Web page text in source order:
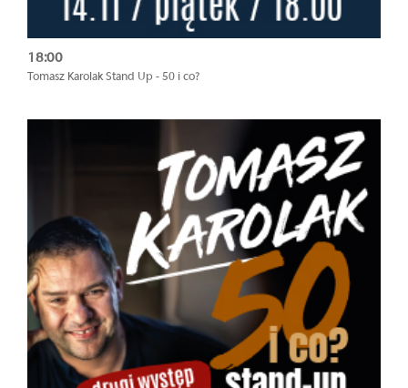
18:00
Tomasz Karolak Stand Up - 50 i co?